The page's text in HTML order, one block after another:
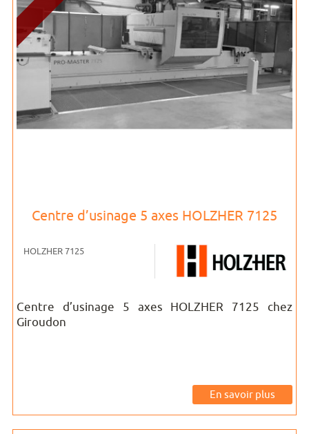
Centre d’usinage 5 axes HOLZHER 7125
HOLZHER 7125
Centre d’usinage 5 axes HOLZHER 7125 chez
Giroudon
En savoir plus